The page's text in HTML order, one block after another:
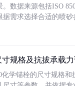
。数据来源包括ISO
需求选择合适的喷砂
规格及抗拔承载
化学锚栓的尺寸规格和